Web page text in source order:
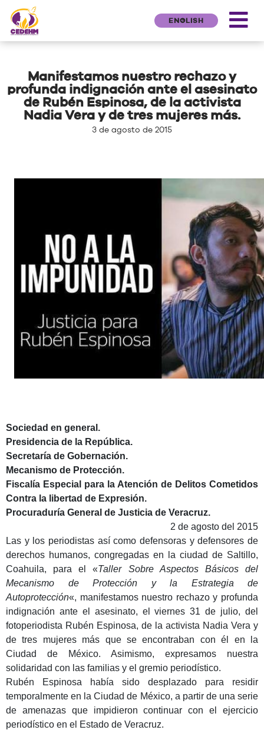
ENGLISH
Manifestamos nuestro rechazo y
profunda indignación ante el asesinato
de Rubén Espinosa, de la activista
Nadia Vera y de tres mujeres más.
3 de agosto de 2015
Sociedad en general.
Presidencia de la República.
Secretaría de Gobernación.
Mecanismo de Protección.
Fiscalía Especial para la Atención de Delitos Cometidos
Contra la libertad de Expresión.
Procuraduría General de Justicia de Veracruz.
2 de agosto del 2015
Las y los periodistas así como defensoras y defensores de
derechos humanos, congregadas en la ciudad de Saltillo,
Coahuila, para el «Taller Sobre Aspectos Básicos del
Mecanismo de Protección y la Estrategia de
Autoprotección«, manifestamos nuestro rechazo y profunda
indignación ante el asesinato, el viernes 31 de julio, del
fotoperiodista Rubén Espinosa, de la activista Nadia Vera y
de tres mujeres más que se encontraban con él en la
Ciudad de México. Asimismo, expresamos nuestra
solidaridad con las familias y el gremio periodístico.
Rubén Espinosa había sido desplazado para residir
temporalmente en la Ciudad de México, a partir de una serie
de amenazas que impidieron continuar con el ejercicio
periodístico en el Estado de Veracruz.